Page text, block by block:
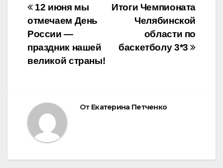
Навигация
по
записям
Итоги Чемпионата
Челябинской
области по
баскетболу 3*3
12 июня мы
отмечаем День
России —
праздник нашей
великой страны!
От Екатерина Петченко